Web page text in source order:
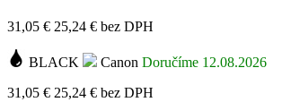
31,05 € 25,24 € bez DPH
BLACK Canon Doručíme 12.08.2026
31,05 € 25,24 € bez DPH